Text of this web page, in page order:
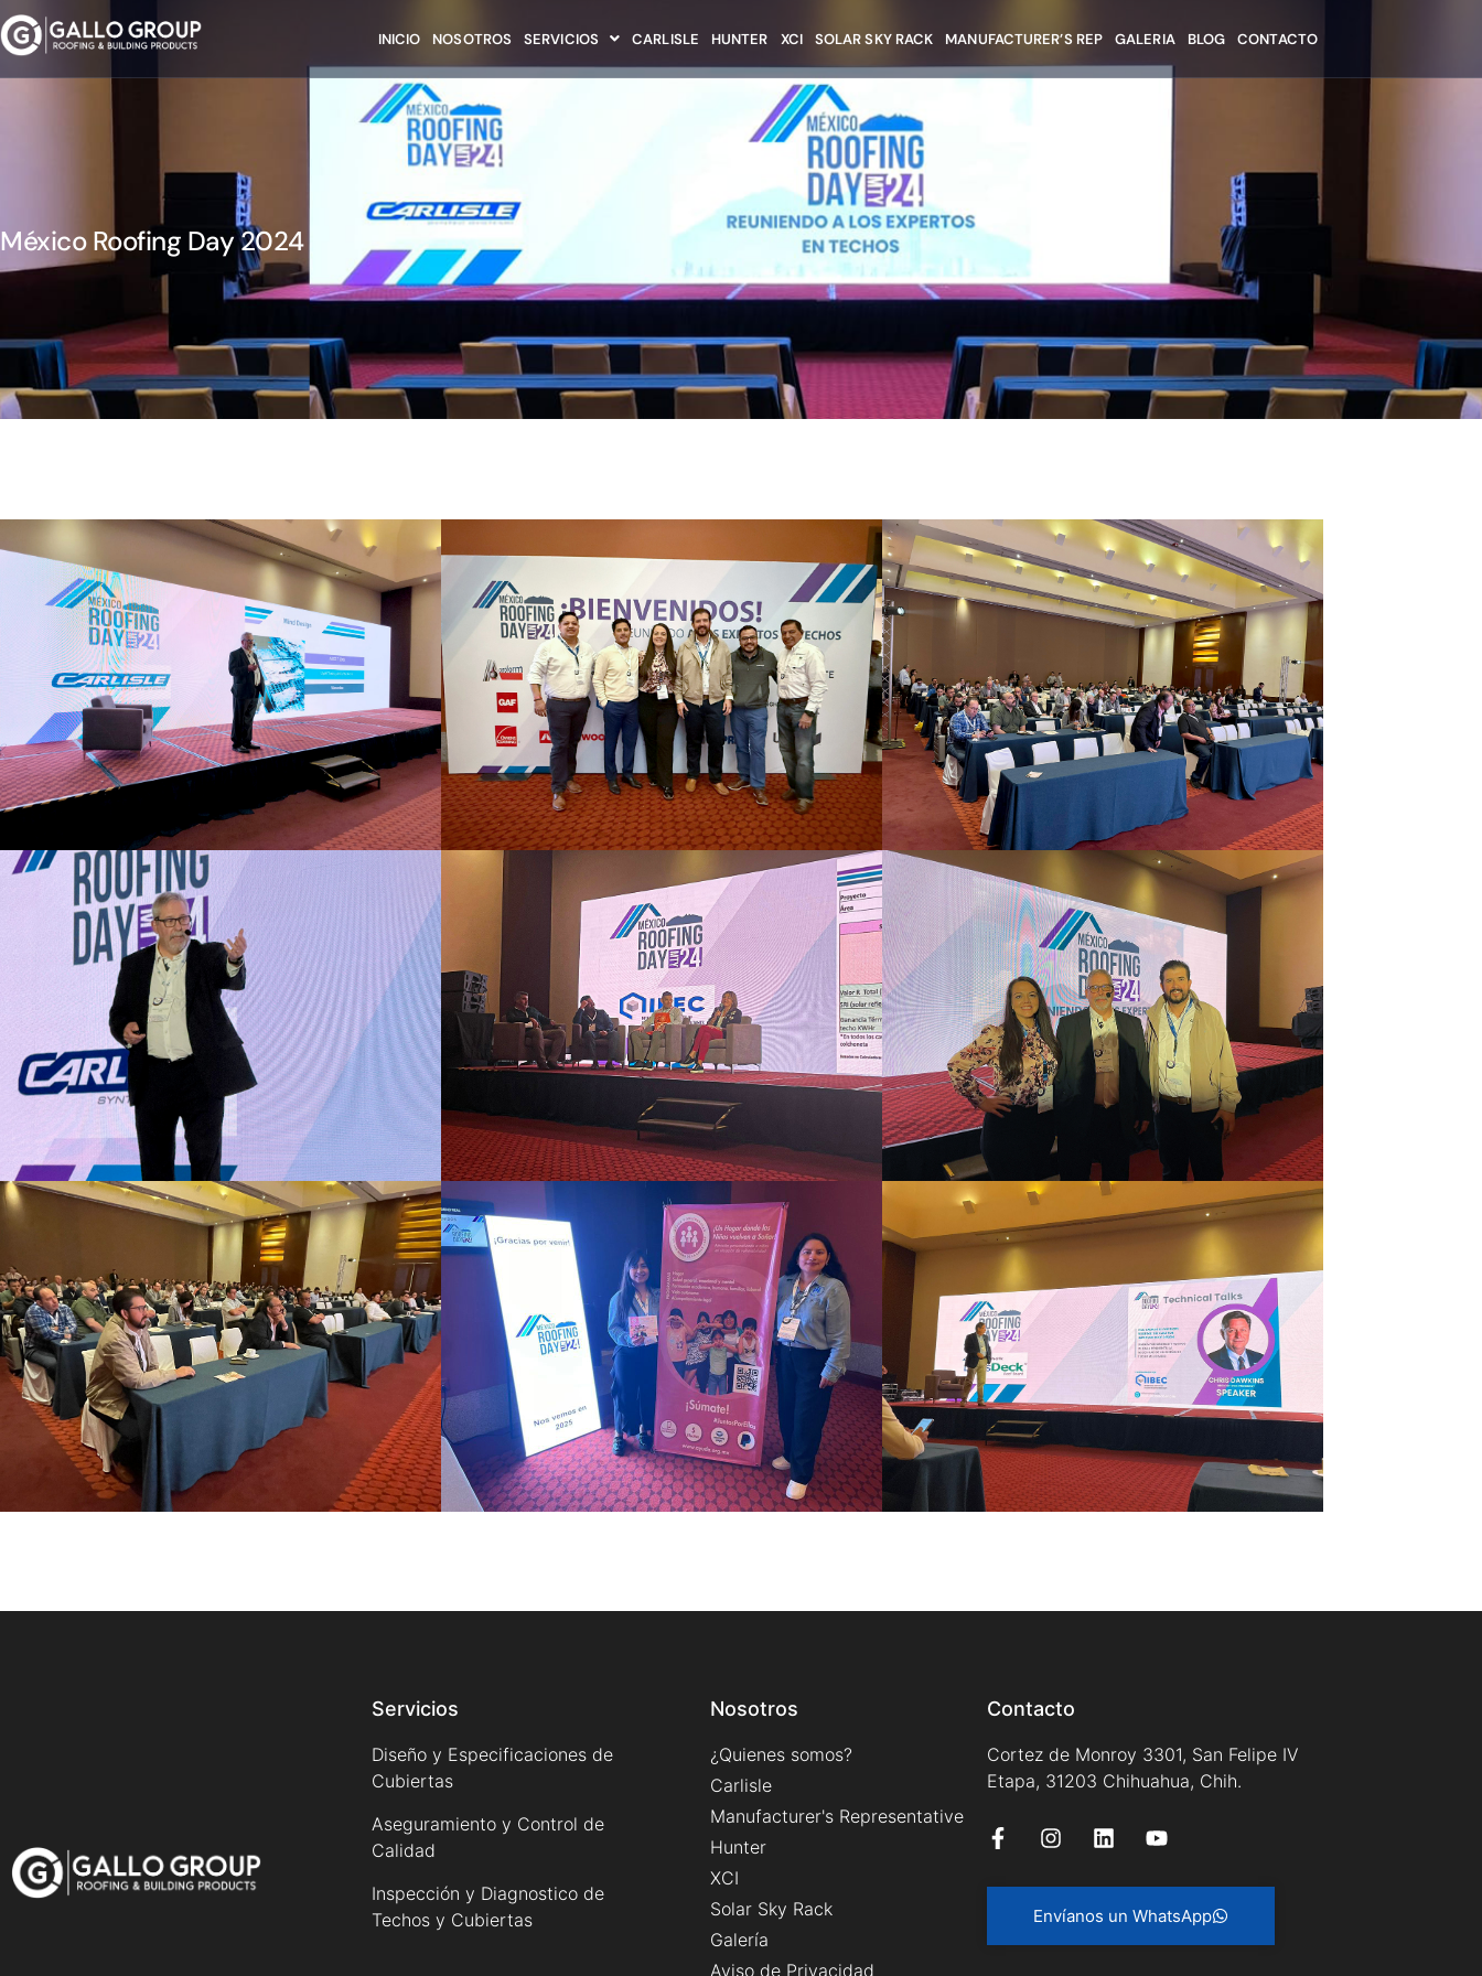
INICIO NOSOTROS SERVICIOS CARLISLE HUNTER XCI SOLAR SKY RACK MANUFACTURER’S REP GALERIA BLOG CONTACTO
México Roofing Day 2024
Servicios
Diseño y Especificaciones de
Cubiertas
Aseguramiento y Control de
Calidad
Inspección y Diagnostico de
Techos y Cubiertas
Nosotros
¿Quienes somos?
Carlisle
Manufacturer's Representative
Hunter
XCI
Solar Sky Rack
Galería
Aviso de Privacidad
Contacto
Cortez de Monroy 3301, San Felipe IV
Etapa, 31203 Chihuahua, Chih.
Envíanos un WhatsApp